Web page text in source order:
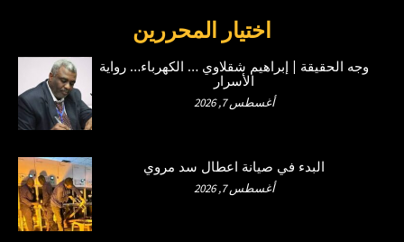
اختيار المحررين
وجه الحقيقة | إبراهيم شقلاوي … الكهرباء… رواية
الأسرار
أغسطس 7, 2026
البدء في صيانة اعطال سد مروي
أغسطس 7, 2026